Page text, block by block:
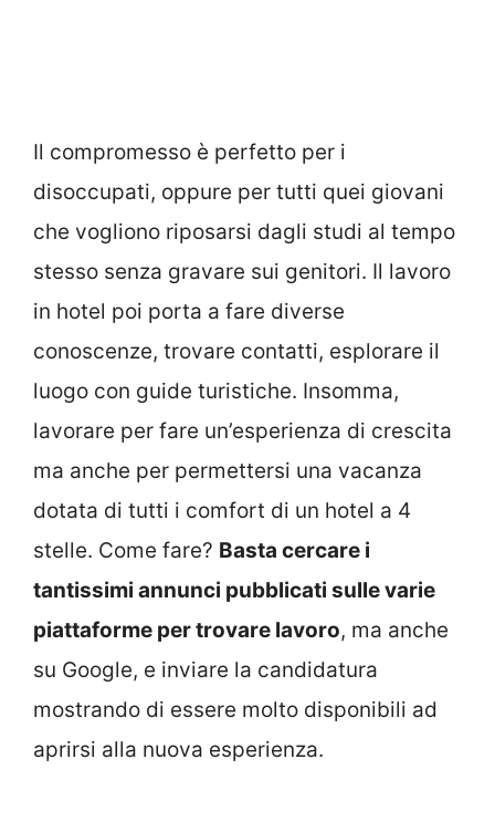
Il compromesso è perfetto per i
disoccupati, oppure per tutti quei giovani
che vogliono riposarsi dagli studi al tempo
stesso senza gravare sui genitori. Il lavoro
in hotel poi porta a fare diverse
conoscenze, trovare contatti, esplorare il
luogo con guide turistiche. Insomma,
lavorare per fare un’esperienza di crescita
ma anche per permettersi una vacanza
dotata di tutti i comfort di un hotel a 4
stelle. Come fare? Basta cercare i
tantissimi annunci pubblicati sulle varie
piattaforme per trovare lavoro, ma anche
su Google, e inviare la candidatura
mostrando di essere molto disponibili ad
aprirsi alla nuova esperienza.